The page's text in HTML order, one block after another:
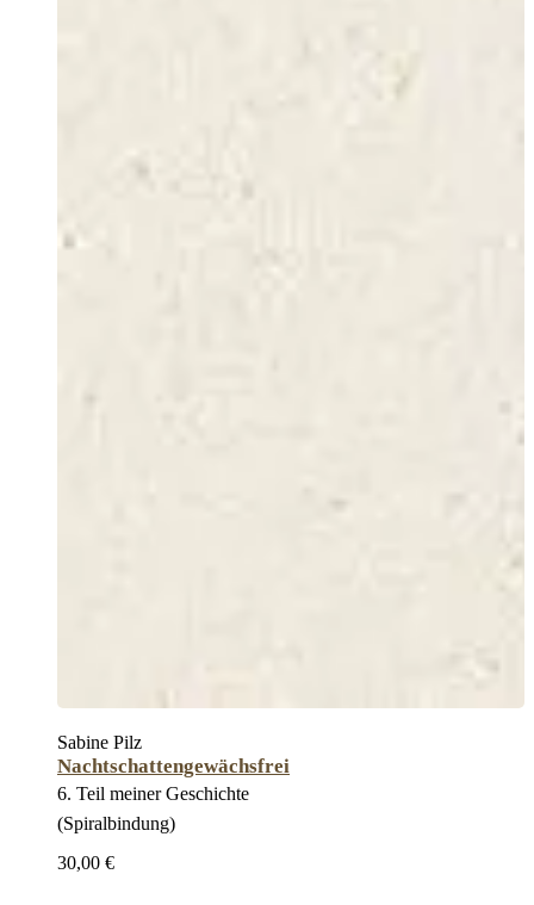
Sabine Pilz
Nachtschattengewächsfrei
6. Teil meiner Geschichte
(Spiralbindung)
30,00 €